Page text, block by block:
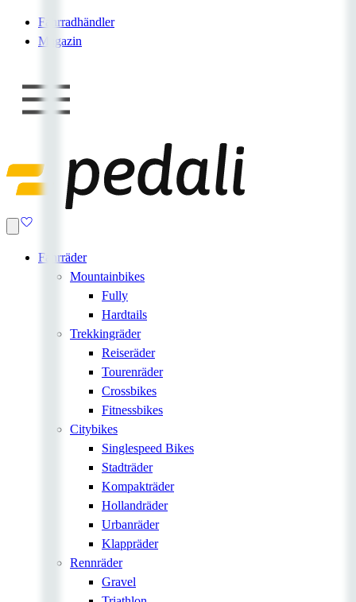
Fahrradhändler
Magazin
Fahrräder
Mountainbikes
Fully
Hardtails
Trekkingräder
Reiseräder
Tourenräder
Crossbikes
Fitnessbikes
Citybikes
Singlespeed Bikes
Stadträder
Kompakträder
Hollandräder
Urbanräder
Klappräder
Rennräder
Gravel